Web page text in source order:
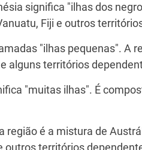
significa "ilhas dos
Fiji e outros
"ilhas pequenas". A
alguns territórios
"muitas ilhas". É
região é a mistura de